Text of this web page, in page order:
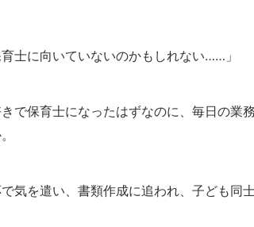
育士に向いていないのかもしれない……」
で保育士になったはずなのに、毎日の業
気を遣い、書類作成に追われ、子ども同